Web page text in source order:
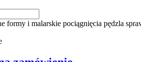
formy i malarskie pociągnięcia pędzla